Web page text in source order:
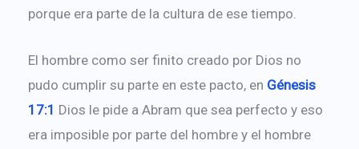
porque era parte de la cultura de ese tiempo.
El hombre como ser finito creado por Dios no
pudo cumplir su parte en este pacto, en Génesis
17:1 Dios le pide a Abram que sea perfecto y eso
era imposible por parte del hombre y el hombre